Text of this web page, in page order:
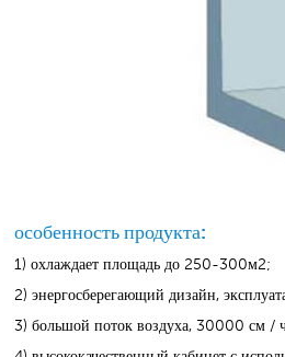
особенность продукта:
1) охлаждает площадь до 250-300м2;
2) энергосберегающий дизайн,
3) большой поток воздуха, 30000 см /